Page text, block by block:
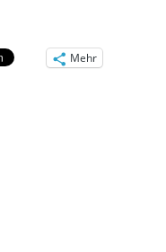
Mehr